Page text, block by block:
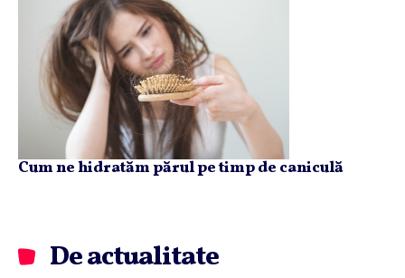
Cum ne hidratăm părul pe timp de caniculă
De actualitate